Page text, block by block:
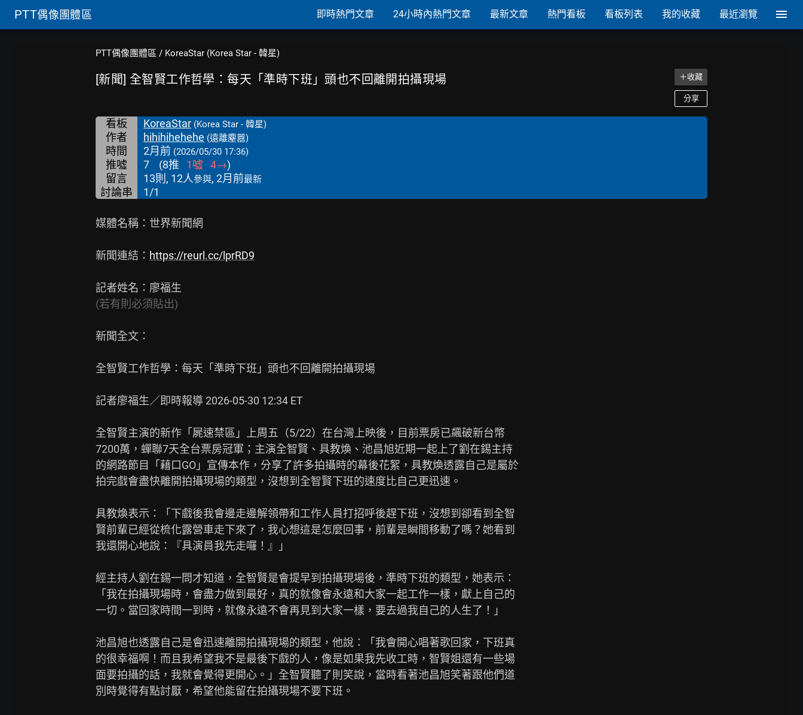
PTT偶像團體區 即時熱門文章 24小時內熱門文章 最新文章 熱門看板 看板列表 我的收藏 最近瀏覽
PTT偶像團體區 / KoreaStar (Korea Star - 韓星)
[新聞] 全智賢工作哲學：每天「準時下班」頭也不回離開拍攝現場 ＋收藏
分享
看板 KoreaStar (Korea Star - 韓星)
作者 hihihihehehe (遠離塵囂)
時間 2月前 (2026/05/30 17:36)
推噓 7 (8推 1噓 4→)
留言
13則, 12人參與, 2月前最新
討論串 1/1
媒體名稱：世界新聞網
新聞連結： https://reurl.cc/lprRD9
(若有則必須貼出)
新聞全文：
全智賢工作哲學：每天「準時下班」頭也不回離開拍攝現場
記者廖福生／即時報導 2026-05-30 12:34 ET
全智賢主演的新作「屍速禁區」上周五（5/22）在台灣上映後，目前票房已飆破新台幣
7200萬，蟬聯7天全台票房冠軍；主演全智賢、具教煥、池昌旭近期一起上了劉在錫主持
的網路節目「藉口GO」宣傳本作，分享了許多拍攝時的幕後花絮，具教煥透露自己是屬於
拍完戲會盡快離開拍攝現場的類型，沒想到全智賢下班的速度比自己更迅速。
具教煥表示：「下戲後我會邊走邊解領帶和工作人員打招呼後趕下班，沒想到卻看到全智
賢前輩已經從梳化露營車走下來了，我心想這是怎麼回事，前輩是瞬間移動了嗎？她看到
我還開心地說：『具演員我先走囉！』」
經主持人劉在錫一問才知道，全智賢是會提早到拍攝現場後，準時下班的類型，她表示：
「我在拍攝現場時，會盡力做到最好，真的就像會永遠和大家一起工作一樣，獻上自己的
一切。當回家時間一到時，就像永遠不會再見到大家一樣，要去過我自己的人生了！」
池昌旭也透露自己是會迅速離開拍攝現場的類型，他說：「我會開心唱著歌回家，下班真
的很幸福啊！而且我希望我不是最後下戲的人，像是如果我先收工時，智賢姐還有一些場
面要拍攝的話，我就會覺得更開心。」全智賢聽了則笑說，當時看著池昌旭笑著跟他們道
別時覺得有點討厭，希望他能留在拍攝現場不要下班。